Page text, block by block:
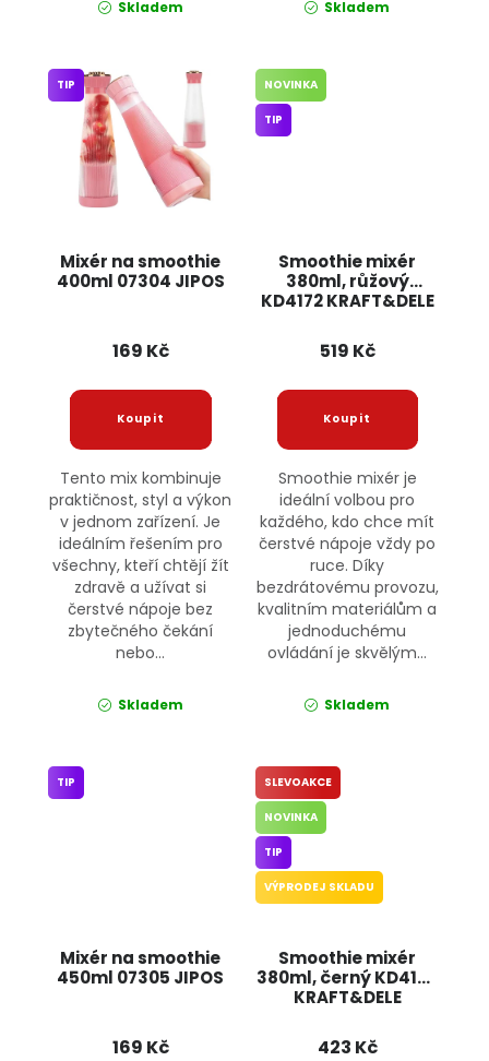
Skladem Skladem
Mixér na smoothie
400ml 07304 JIPOS
TIP
169 Kč
Tento mix kombinuje
praktičnost, styl a výkon
v jednom zařízení. Je
ideálním řešením pro
všechny, kteří chtějí žít
zdravě a užívat si
čerstvé nápoje bez
zbytečného čekání
nebo...
Skladem
Smoothie mixér
380ml, růžový
KD4172 KRAFT&DELE
NOVINKA
TIP
519 Kč
Smoothie mixér je
ideální volbou pro
každého, kdo chce mít
čerstvé nápoje vždy po
ruce. Díky
bezdrátovému provozu,
kvalitním materiálům a
jednoduchému
ovládání je skvělým...
Skladem
Mixér na smoothie
450ml 07305 JIPOS
TIP
169 Kč
Smoothie mixér
380ml, černý KD4170
KRAFT&DELE
SLEVOAKCE
NOVINKA
TIP
VÝPRODEJ SKLADU
423 Kč